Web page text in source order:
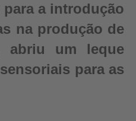
a introdução
na produção de
abriu um leque
para as